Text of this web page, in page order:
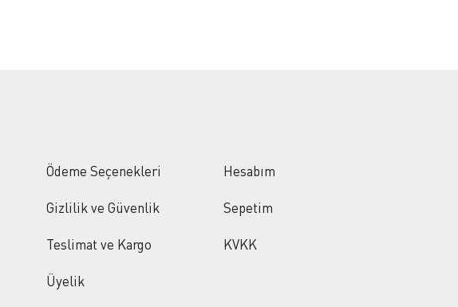
Ödeme Seçenekleri
Gizlilik ve Güvenlik
Teslimat ve Kargo
Üyelik
Hesabım
Sepetim
KVKK